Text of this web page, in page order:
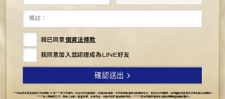
**內含資生堂激抗痕系列試用包 10 包***若15分鐘內，仍未收到兌換簡訊，請按兌換補發，系統將自動補發兌換簡訊給您；若仍未收到簡訊，敬請協助檢查是否設定封鎖企業簡訊。
****每人限索取乙次，限本人兌換。數量有限、兌完為止，兌換內容依櫃台提供為準。*****資生堂國際櫃保有活動說明與贈品更換權利。